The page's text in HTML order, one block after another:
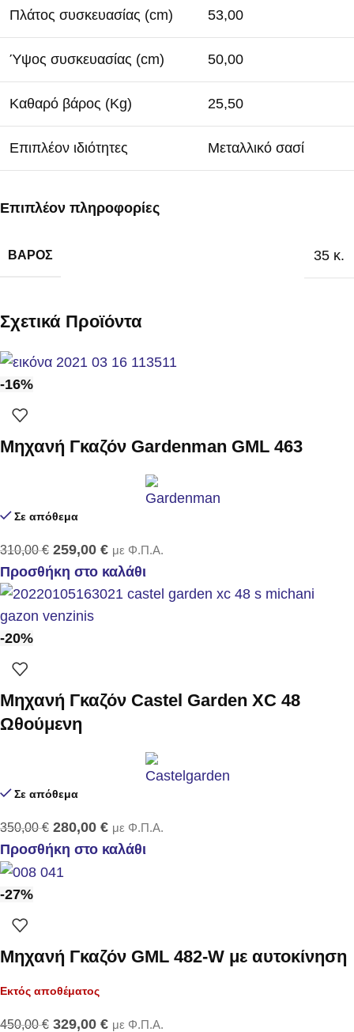
Πλάτος συσκευασίας (cm) 53,00
Ύψος συσκευασίας (cm) 50,00
Καθαρό βάρος (Kg) 25,50
Επιπλέον ιδιότητες Μεταλλικό σασί
Επιπλέον πληροφορίες
ΒΆΡΟΣ 35 κ.
Σχετικά Προϊόντα
-16%
Μηχανή Γκαζόν Gardenman GML 463
Σε απόθεμα
310,00€ 259,00 € με Φ.Π.Α.
Προσθήκη στο καλάθι
-20%
Μηχανή Γκαζόν Castel Garden XC 48
Ωθούμενη
Σε απόθεμα
350,00€ 280,00 € με Φ.Π.Α.
Προσθήκη στο καλάθι
-27%
Μηχανή Γκαζόν GML 482-W με αυτοκίνηση
Εκτός αποθέματος
450,00€ 329,00 € με Φ.Π.Α.